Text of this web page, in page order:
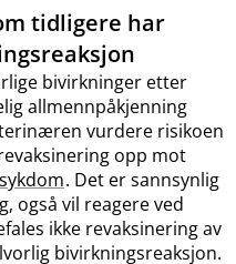
tidligere har
bivirkninger etter
allmennpåkjenning
vurdere risikoen
opp mot
. Det er sannsynlig
også vil reagere ved
ikke revaksinering av
bivirkningsreaksjon.